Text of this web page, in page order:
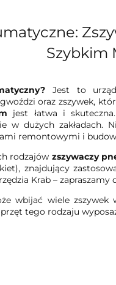
Szybkim
Jest to
oraz zszywek,
jest łatwa i
w dużych
remontowymi i
rodzajów zszywaczy
znajdujący
Krab – zapraszamy
wbijać wiele zszywek
tego rodzaju